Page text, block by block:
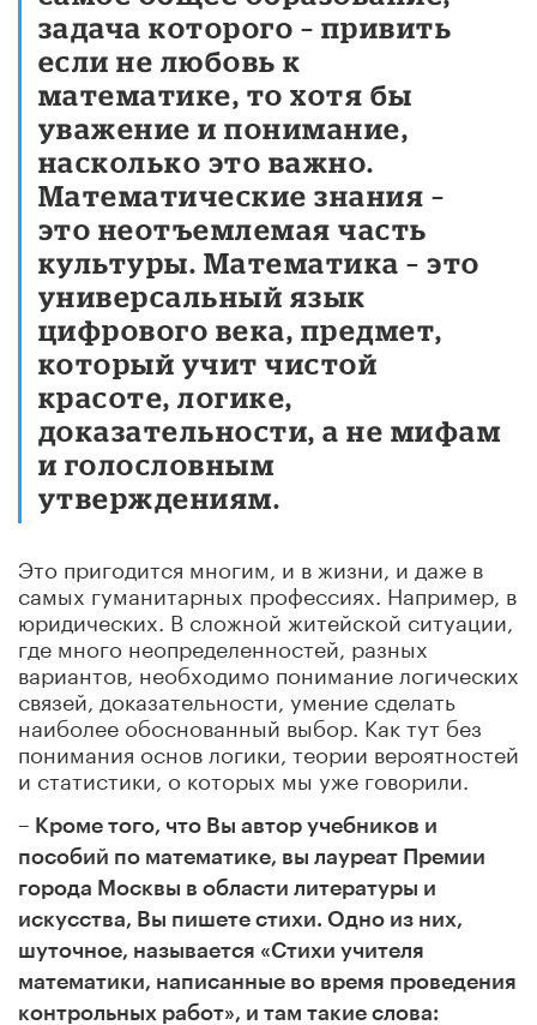
задача которого – привить
если не любовь к
математике, то хотя бы
уважение и понимание,
насколько это важно.
Математические знания –
это неотъемлемая часть
культуры. Математика – это
универсальный язык
цифрового века, предмет,
который учит чистой
красоте, логике,
доказательности, а не мифам
и голословным
утверждениям.
Это пригодится многим, и в жизни, и даже в
самых гуманитарных профессиях. Например, в
юридических. В сложной житейской ситуации,
где много неопределенностей, разных
вариантов, необходимо понимание логических
связей, доказательности, умение сделать
наиболее обоснованный выбор. Как тут без
понимания основ логики, теории вероятностей
и статистики, о которых мы уже говорили.
– Кроме того, что Вы автор учебников и
пособий по математике, вы лауреат Премии
города Москвы в области литературы и
искусства, Вы пишете стихи. Одно из них,
шуточное, называется «Стихи учителя
математики, написанные во время проведения
контрольных работ», и там такие слова: